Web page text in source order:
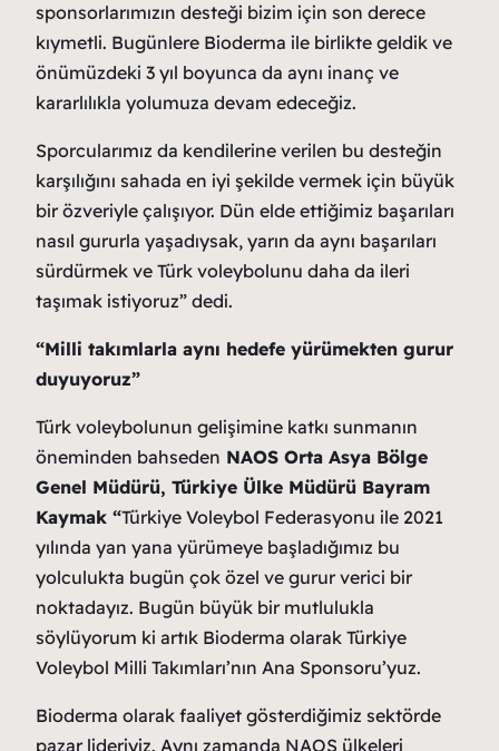
sponsorlarımızın desteği bizim için son derece
kıymetli. Bugünlere Bioderma ile birlikte geldik ve
önümüzdeki 3 yıl boyunca da aynı inanç ve
kararlılıkla yolumuza devam edeceğiz.
Sporcularımız da kendilerine verilen bu desteğin
karşılığını sahada en iyi şekilde vermek için büyük
bir özveriyle çalışıyor. Dün elde ettiğimiz başarıları
nasıl gururla yaşadıysak, yarın da aynı başarıları
sürdürmek ve Türk voleybolunu daha da ileri
taşımak istiyoruz” dedi.
“Milli takımlarla aynı hedefe yürümekten gurur
duyuyoruz”
Türk voleybolunun gelişimine katkı sunmanın
öneminden bahseden NAOS Orta Asya Bölge
Genel Müdürü, Türkiye Ülke Müdürü Bayram
Kaymak “Türkiye Voleybol Federasyonu ile 2021
yılında yan yana yürümeye başladığımız bu
yolculukta bugün çok özel ve gurur verici bir
noktadayız. Bugün büyük bir mutlulukla
söylüyorum ki artık Bioderma olarak Türkiye
Voleybol Milli Takımları’nın Ana Sponsoru’yuz.
Bioderma olarak faaliyet gösterdiğimiz sektörde
pazar lideriyiz. Aynı zamanda NAOS ülkeleri